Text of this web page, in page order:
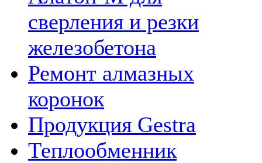
сверления и резки
железобетона
Ремонт алмазных
коронок
Продукция Gestra
Теплообменник